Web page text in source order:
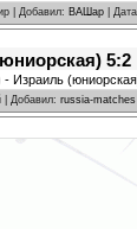
| Добавил: ВАШар |
5:2
Израиль
| Добавил: russia-matches